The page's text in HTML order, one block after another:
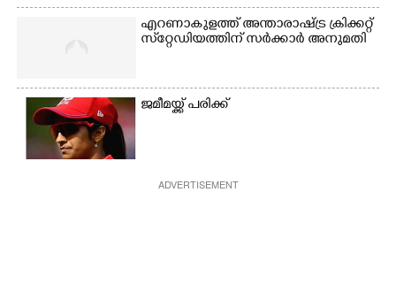
എറണാകുളത്ത് അന്താരാഷ്ട്ര ക്രിക്കറ്റ്
സ്‌റ്റേഡിയത്തിന് സർക്കാർ അനുമതി
ജമീമയ്ക്ക് പരിക്ക്
ADVERTISEMENT